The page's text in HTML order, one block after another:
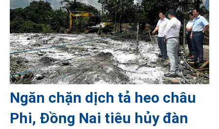
Ngăn chặn dịch tả heo châu
Phi, Đồng Nai tiêu hủy đàn